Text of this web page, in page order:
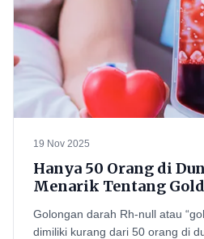
19 Nov 2025
Hanya 50 Orang di
Menarik Tentang
Golongan darah Rh-null atau
dimiliki kurang dari 50 orang di